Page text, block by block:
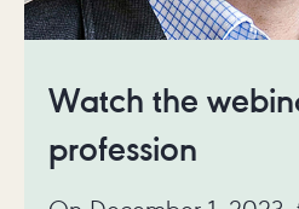
Watch the
profession